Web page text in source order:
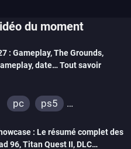
du moment
: Gameplay, The Grounds,
date… Tout savoir
pc
ps5
: Le résumé complet des
96, Titan Quest II, DLC